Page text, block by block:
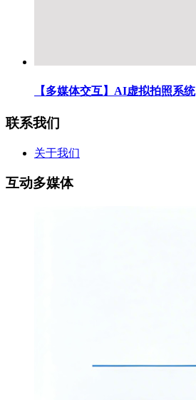
【多媒体交互】AI虚拟拍照系统
联系我们
关于我们
互动多媒体